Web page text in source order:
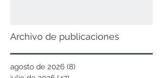
Archivo de publicaciones
agosto de 2026 (8)